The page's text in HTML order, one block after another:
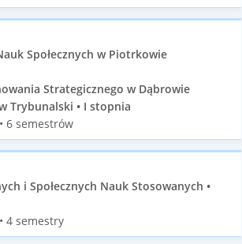
Społecznych w Piotrkowie
Strategicznego w Dąbrowie
Trybunalski • I stopnia
6 semestrów
i Społecznych Nauk Stosowanych •
4 semestry